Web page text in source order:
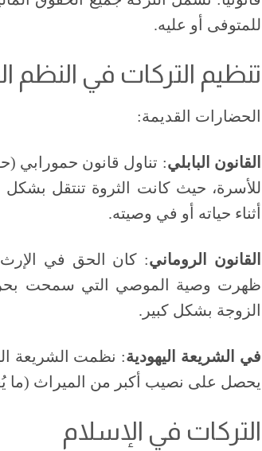
للمتوفى أو عليه.
تنظيم التركات في النظم
الحضارات القديمة:
القانون البابلي
للأسرة، حيث كانت الثروة تنتقل بشكل
أثناء حياته أو في وصيته.
القانون الروماني: كان الحق في
ظهرت وصية الموصي التي سمحت
الزوجة بشكل كبير.
في الشريعة اليهودية: نظمت الشريعة
يحصل على نصيب أكبر من الميراث (ما
التركات في الإسلام